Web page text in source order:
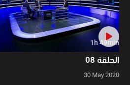
1h 49min
الحلقة 08
30 May 2020